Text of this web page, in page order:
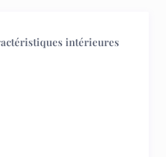
intérieures